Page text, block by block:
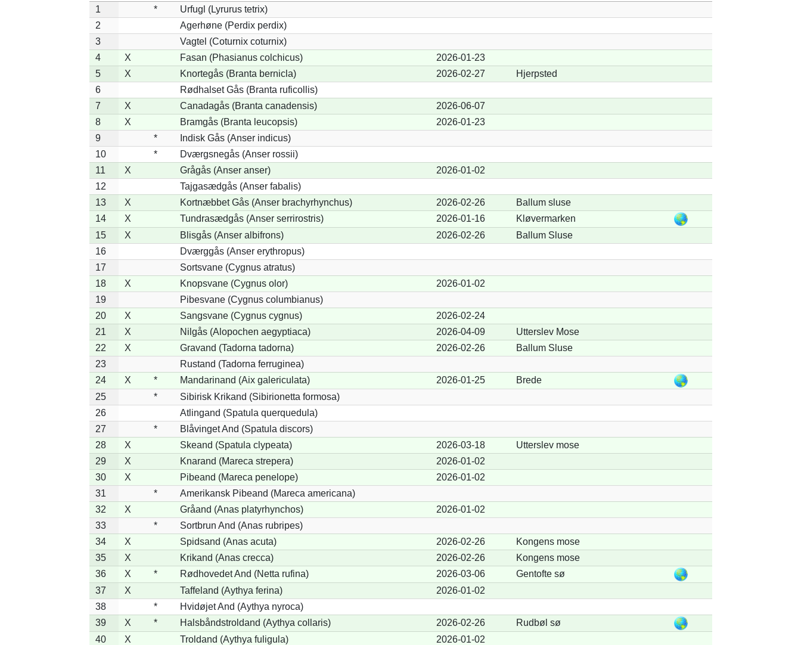
1 *
Urfugl (Lyrurus tetrix)
2
Agerhøne (Perdix perdix)
3
Vagtel (Coturnix coturnix)
4
X Fasan (Phasianus colchicus)
2026-01-23
5
X Knortegås (Branta bernicla) 2026-02-27
Hjerpsted
6
Rødhalset Gås (Branta ruficollis)
7
X Canadagås (Branta canadensis)
2026-06-07
8
X Bramgås (Branta leucopsis)
2026-01-23
9
*
Indisk Gås (Anser indicus)
10
*
Dværgsnegås (Anser rossii)
11
X Grågås (Anser anser)
2026-01-02
12
Tajgasædgås (Anser fabalis)
13
X Kortnæbbet Gås (Anser brachyrhynchus) 2026-02-26
Ballum sluse
14
X Tundrasædgås (Anser serrirostris) 2026-01-16
Kløvermarken
15
X Blisgås (Anser albifrons) 2026-02-26
Ballum Sluse
16
Dværggås (Anser erythropus)
17
Sortsvane (Cygnus atratus)
18
X Knopsvane (Cygnus olor)
2026-01-02
19
Pibesvane (Cygnus columbianus)
20
X Sangsvane (Cygnus cygnus)
2026-02-24
21
X Nilgås (Alopochen aegyptiaca) 2026-04-09
Utterslev Mose
22
X Gravand (Tadorna tadorna) 2026-02-26
Ballum Sluse
23
Rustand (Tadorna ferruginea)
24
X * Mandarinand (Aix galericulata) 2026-01-25
Brede
25
*
Sibirisk Krikand (Sibirionetta formosa)
26
Atlingand (Spatula querquedula)
27
*
Blåvinget And (Spatula discors)
28
X Skeand (Spatula clypeata) 2026-03-18
Utterslev mose
29
X Knarand (Mareca strepera)
2026-01-02
30
X Pibeand (Mareca penelope)
2026-01-02
31
*
Amerikansk Pibeand (Mareca americana)
32
X Gråand (Anas platyrhynchos)
2026-01-02
33
*
Sortbrun And (Anas rubripes)
34
X Spidsand (Anas acuta) 2026-02-26
Kongens mose
35
X Krikand (Anas crecca) 2026-02-26
Kongens mose
36
X * Rødhovedet And (Netta rufina) 2026-03-06
Gentofte sø
37
X Taffeland (Aythya ferina)
2026-01-02
38
*
Hvidøjet And (Aythya nyroca)
39
X * Halsbåndstroldand (Aythya collaris) 2026-02-26
Rudbøl sø
40
X Troldand (Aythya fuligula)
2026-01-02